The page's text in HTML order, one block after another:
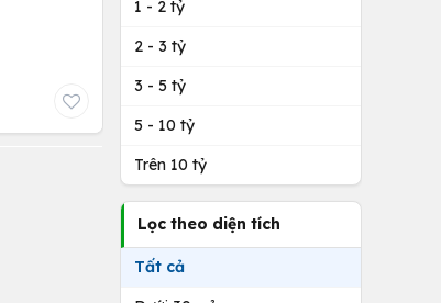
1 - 2 tỷ
2 - 3 tỷ
3 - 5 tỷ
5 - 10 tỷ
Trên 10 tỷ
Lọc theo diện tích
Tất cả